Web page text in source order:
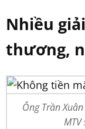
Nhiều
thương,
Ông Trần
MTV